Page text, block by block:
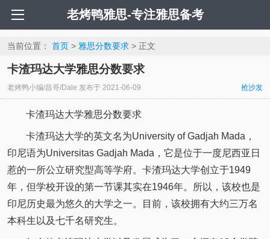
老烤鸭雅思-专注雅思备考
当前位置： 首页> 雅思分数要求> 正文
卡渣玛达大学雅思分数要求
老烤鸭小编/昌哥/Dale 发布于 2021-06-09 抢沙发
卡渣玛达大学雅思分数要求
卡渣玛达大学的英文名为University of Gadjah Mada，
印尼语为Universitas Gadjah Mada，它是位于一度尼西亚日
惹的一所公立研究型高等学府。卡渣玛达大学创立于1949
年，但学校开设的第一节课其实在1946年。所以，该校也是
印尼历史最为悠久的大学之一。目前，该校拥有大约三万名
本科生以及七千名研究生。